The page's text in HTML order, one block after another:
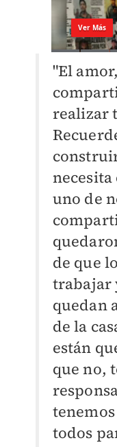
"El
realizar
necesita
uno de
de que
trabajar
quedan
de la
están
que no,
todos